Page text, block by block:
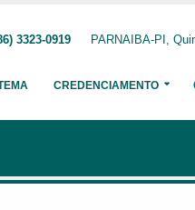
3323-0919 PARNAIBA-PI,
CREDENCIAMENTO